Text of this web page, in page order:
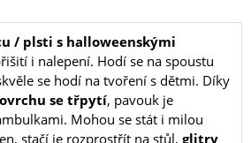
/ plsti s halloweenskými
i nalepení. Hodí se na spoustu
se hodí na tvoření s dětmi. Díky
se třpytí, pavouk je
Mohou se stát i milou
stačí je rozprostřít na stůl, glitry